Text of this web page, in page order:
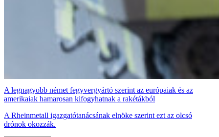
A legnagyobb német fegyvergyártó szerint az európaiak és az
amerikaiak hamarosan kifogyhatnak a rakétákból
A Rheinmetall igazgatótanácsának elnöke szerint ezt az olcsó
drónok okozzák.